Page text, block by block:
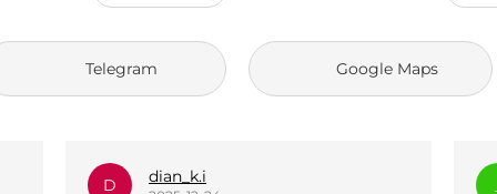
Telegram Google Maps
_ _l.e.k.s.a.n.a_